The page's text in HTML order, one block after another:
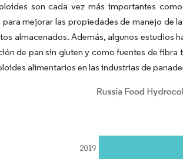
son cada vez más importantes
para mejorar las propiedades de manejo de
almacenados. Además, algunos estudios
de pan sin gluten y como fuentes de
alimentarios en las industrias de